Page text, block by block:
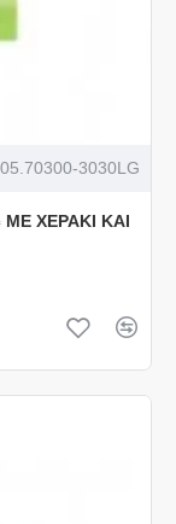
3030LG
ΧΕΡΑΚΙ ΚΑΙ